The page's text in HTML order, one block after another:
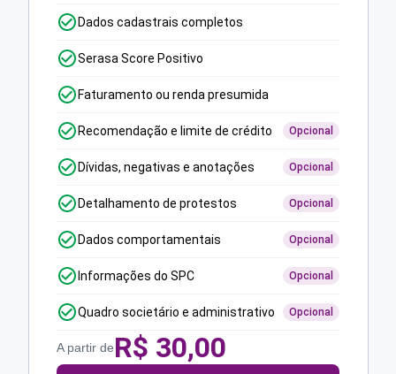
Dados cadastrais completos
Serasa Score Positivo
Faturamento ou renda presumida
Recomendação e limite de crédito Opcional
Dívidas, negativas e anotações Opcional
Detalhamento de protestos Opcional
Dados comportamentais Opcional
Informações do SPC Opcional
Quadro societário e administrativo Opcional
A partir deR$ 30,00